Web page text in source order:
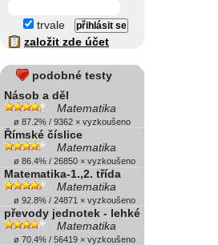
trvale
založit zde účet
podobné testy
Násob a děl
Matematika
ø 87.2% / 9362 × vyzkoušeno
Římské číslice
Matematika
ø 86.4% / 26850 × vyzkoušeno
Matematika-1.,2. třída
Matematika
ø 92.8% / 24871 × vyzkoušeno
převody jednotek - lehké
Matematika
ø 70.4% / 56419 × vyzkoušeno